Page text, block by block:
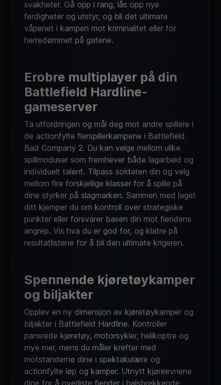
ferdigheter og utstyr, og bli det ultimate
våpenet i kampen mot kriminalitet eller for
herredømmet på gatene.
Erobre multiplayer på din
Battlefield Hardline-
gameserver
Ta utfordringen og mål deg mot andre spillere i
de actionfylte flerspillerkampene i Battlefield
Bad Company 2. Du kan velge mellom ulike
spillmoduser som fremhever både lagarbeid og
individuelt talent. Tilpass soldaten din og velg
mellom fire forskjellige klasser for å spille på
dine styrker på slagmarken. Sammen med laget
ditt kjemper du om kontroll over strategiske
punkter eller forsvarer basen din mot fiendens
angrep. Vis hva du er god for, og klatre på
resultatlistene for å bli den ultimate krigeren.
og biljakter
Opplev en ny dimensjon av kjøretøykamper og
biljakter i Battlefield Hardline. Kontroller
pansrede kjøretøy, motorsykler, helikoptre og
mye mer, mens du måler krefter med
motstanderne dine i spektakulære og
actionfylte løp og kamper. Utnytt kjøreevnene
dine for å overliste fiender i halsbrekkende